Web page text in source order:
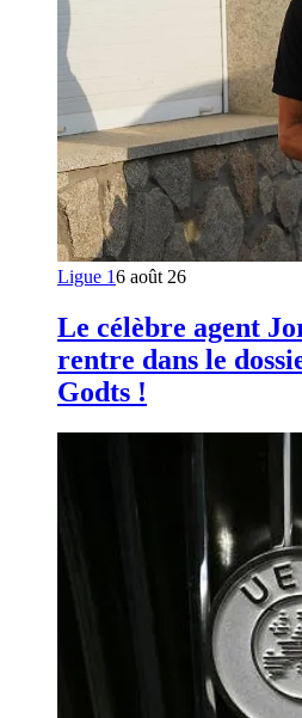
Ligue 16 août 26
Le célèbre agent
rentre dans le
Godts !